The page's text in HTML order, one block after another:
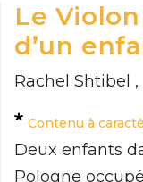
Le
d’un
Rachel Shtibel
Contenu à
Deux enfants
Pologne